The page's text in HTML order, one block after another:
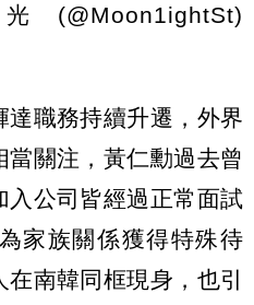
(@Moon1ightSt)
達職務持續升遷，外界
關注，黃仁勳過去曾
入公司皆經過正常面試
家族關係獲得特殊待
南韓同框現身，也引